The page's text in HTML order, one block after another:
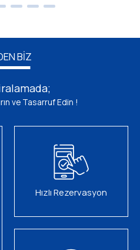
BİZ
ve Tasarruf Edin !
Hızlı Rezervasyon